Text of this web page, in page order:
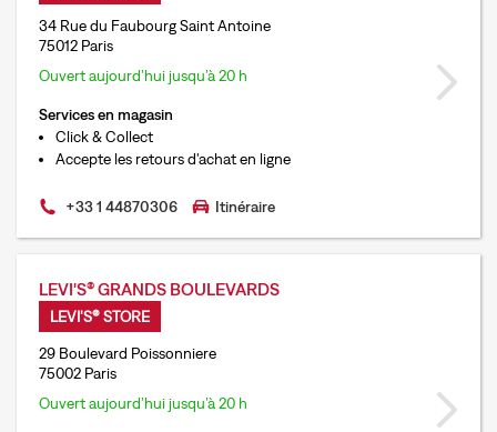
34 Rue du Faubourg Saint Antoine
75012 Paris
Ouvert aujourd’hui jusqu’à 20 h
Services en magasin
Click & Collect
Accepte les retours d'achat en ligne
+33 1 44870306 Itinéraire
LEVI'S® GRANDS BOULEVARDS
LEVI'S® STORE
29 Boulevard Poissonniere
75002 Paris
Ouvert aujourd’hui jusqu’à 20 h